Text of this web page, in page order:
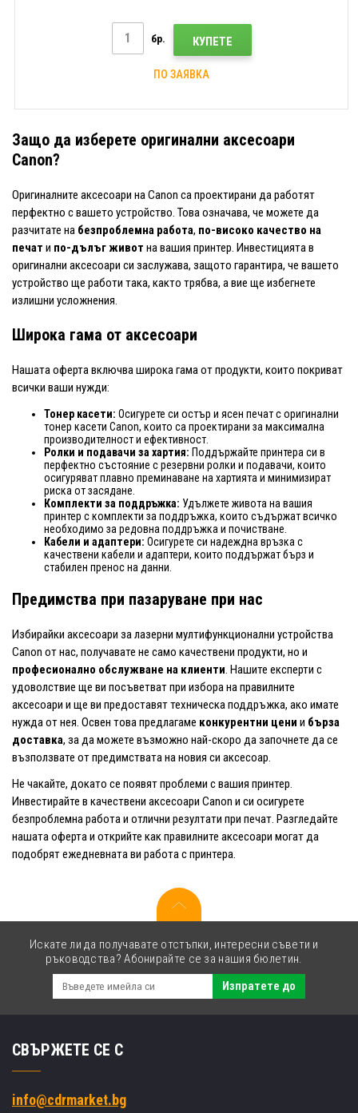
бр. КУПЕТЕ
ПО ЗАЯВКА
Защо да изберете оригинални аксесоари
Canon?
Оригиналните аксесоари на Canon са проектирани да работят
перфектно с вашето устройство. Това означава, че можете да
разчитате на безпроблемна работа, по-високо качество на
печат и по-дълъг живот на вашия принтер. Инвестицията в
оригинални аксесоари си заслужава, защото гарантира, че вашето
устройство ще работи така, както трябва, а вие ще избегнете
излишни усложнения.
Широка гама от аксесоари
Нашата оферта включва широка гама от продукти, които покриват
всички ваши нужди:
Тонер касети: Осигурете си остър и ясен печат с оригинални
тонер касети Canon, които са проектирани за максимална
производителност и ефективност.
Ролки и подавачи за хартия: Поддържайте принтера си в
перфектно състояние с резервни ролки и подавачи, които
осигуряват плавно преминаване на хартията и минимизират
риска от засядане.
Комплекти за поддръжка: Удължете живота на вашия
принтер с комплекти за поддръжка, които съдържат всичко
необходимо за редовна поддръжка и почистване.
Кабели и адаптери: Осигурете си надеждна връзка с
качествени кабели и адаптери, които поддържат бърз и
стабилен пренос на данни.
Предимства при пазаруване при нас
Избирайки аксесоари за лазерни мултифункционални устройства
Canon от нас, получавате не само качествени продукти, но и
професионално обслужване на клиенти. Нашите експерти с
удоволствие ще ви посъветват при избора на правилните
аксесоари и ще ви предоставят техническа поддръжка, ако имате
нужда от нея. Освен това предлагаме конкурентни цени и бърза
доставка, за да можете възможно най-скоро да започнете да се
възползвате от предимствата на новия си аксесоар.
Не чакайте, докато се появят проблеми с вашия принтер.
Инвестирайте в качествени аксесоари Canon и си осигурете
безпроблемна работа и отлични резултати при печат. Разгледайте
нашата оферта и открийте как правилните аксесоари могат да
подобрят ежедневната ви работа с принтера.
Искате ли да получавате отстъпки, интересни съвети и
ръководства? Абонирайте се за нашия бюлетин.
Изпратете до
СВЪРЖЕТЕ СЕ С
info@cdrmarket.bg